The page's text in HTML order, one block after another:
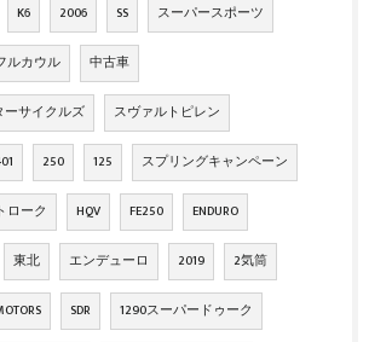
K6 2006 SS スーパースポーツ
ルカウル 中古車
サイクルズ スヴァルトピレン
250 125 スプリングキャンペーン
ローク HQV FE250 ENDURO
東北 エンデューロ 2019 2気筒
SDR 1290スーパードゥーク